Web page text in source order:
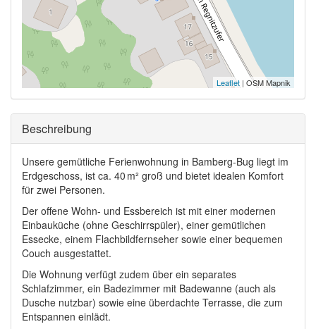
Leaflet | OSM Mapnik
Ausblenden
Beschreibung
Unsere gemütliche Ferienwohnung in Bamberg-Bug liegt im
Erdgeschoss, ist ca. 40 m² groß und bietet idealen Komfort
für zwei Personen.
Der offene Wohn- und Essbereich ist mit einer modernen
Einbauküche (ohne Geschirrspüler), einer gemütlichen
Essecke, einem Flachbildfernseher sowie einer bequemen
Couch ausgestattet.
Die Wohnung verfügt zudem über ein separates
Schlafzimmer, ein Badezimmer mit Badewanne (auch als
Dusche nutzbar) sowie eine überdachte Terrasse, die zum
Entspannen einlädt.